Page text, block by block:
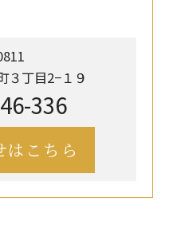
３丁目2−１９
336
はこちら